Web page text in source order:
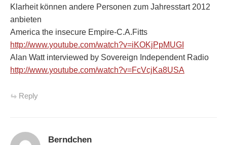
Klarheit können andere Personen zum Jahresstart 2012
anbieten
America the insecure Empire-C.A.Fitts
http://www.youtube.com/watch?v=iKOKjPpMUGI
Alan Watt interviewed by Sovereign Independent Radio
http://www.youtube.com/watch?v=FcVcjKa8USA
Reply
Berndchen